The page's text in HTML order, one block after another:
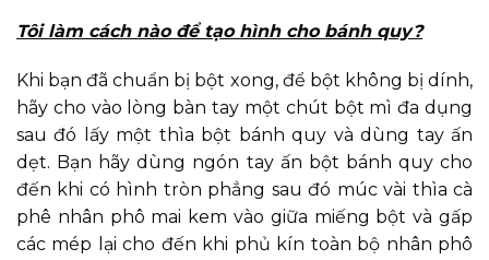
Tôi làm cách nào để tạo hình cho bánh quy?
Khi bạn đã chuẩn bị bột xong, để bột không bị dính,
hãy cho vào lòng bàn tay một chút bột mì đa dụng
sau đó lấy một thìa bột bánh quy và dùng tay ấn
dẹt. Bạn hãy dùng ngón tay ấn bột bánh quy cho
đến khi có hình tròn phẳng sau đó múc vài thìa cà
phê nhân phô mai kem vào giữa miếng bột và gấp
các mép lại cho đến khi phủ kín toàn bộ nhân phô